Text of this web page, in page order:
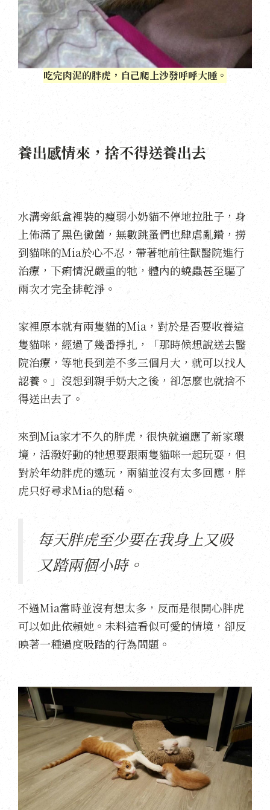
吃完肉泥的胖虎，自己爬上沙發呼呼大睡。
養出感情來，捨不得送養出去
水溝旁紙盒裡裝的瘦弱小奶貓不停地拉肚子，身
上佈滿了黑色黴菌，無數跳蚤們也肆虐亂鑽，撈
到貓咪的Mia於心不忍，帶著牠前往獸醫院進行
治療，下痢情況嚴重的牠，體內的蟯蟲甚至驅了
兩次才完全排乾淨。
家裡原本就有兩隻貓的Mia，對於是否要收養這
隻貓咪，經過了幾番掙扎，「那時候想說送去醫
院治療，等牠長到差不多三個月大，就可以找人
認養。」沒想到親手奶大之後，卻怎麼也就捨不
得送出去了。
來到Mia家才不久的胖虎，很快就適應了新家環
境，活潑好動的牠想要跟兩隻貓咪一起玩耍，但
對於年幼胖虎的邀玩，兩貓並沒有太多回應，胖
虎只好尋求Mia的慰藉。
每天胖虎至少要在我身上又吸
又踏兩個小時。
不過Mia當時並沒有想太多，反而是很開心胖虎
可以如此依賴她。未料這看似可愛的情境，卻反
映著一種過度吸踏的行為問題。